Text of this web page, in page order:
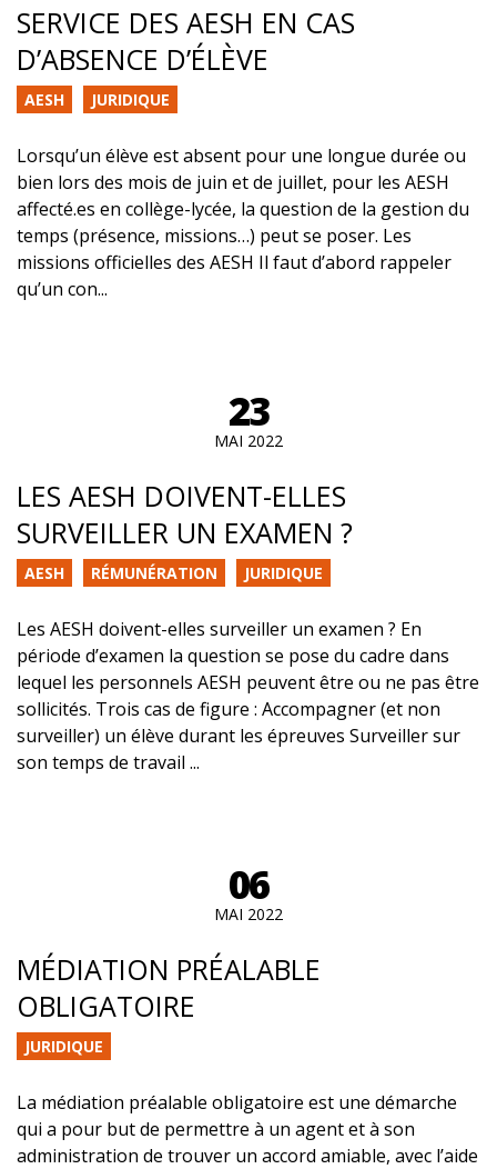
SERVICE DES AESH EN CAS
D’ABSENCE D’ÉLÈVE
AESH JURIDIQUE
Lorsqu’un élève est absent pour une longue durée ou
bien lors des mois de juin et de juillet, pour les AESH
affecté.es en collège-lycée, la question de la gestion du
temps (présence, missions…) peut se poser. Les
missions officielles des AESH Il faut d’abord rappeler
qu’un con...
23
MAI 2022
LES AESH DOIVENT-ELLES
SURVEILLER UN EXAMEN ?
AESH RÉMUNÉRATION JURIDIQUE
Les AESH doivent-elles surveiller un examen ? En
période d’examen la question se pose du cadre dans
lequel les personnels AESH peuvent être ou ne pas être
sollicités. Trois cas de figure : Accompagner (et non
surveiller) un élève durant les épreuves Surveiller sur
son temps de travail ...
06
MAI 2022
MÉDIATION PRÉALABLE
OBLIGATOIRE
JURIDIQUE
La médiation préalable obligatoire est une démarche
qui a pour but de permettre à un agent et à son
administration de trouver un accord amiable, avec l’aide